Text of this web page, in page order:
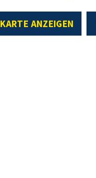
KARTE ANZEIGEN